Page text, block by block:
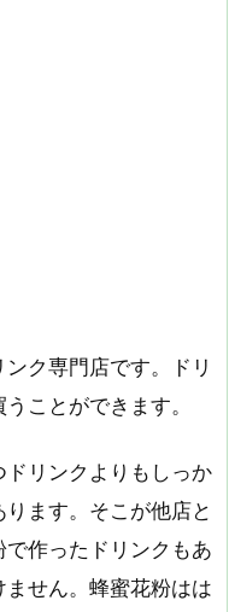
ク専門店です。ドリ
ことができます。
リンクよりもしっか
ます。そこが他店と
作ったドリンクもあ
せん。蜂蜜花粉はは